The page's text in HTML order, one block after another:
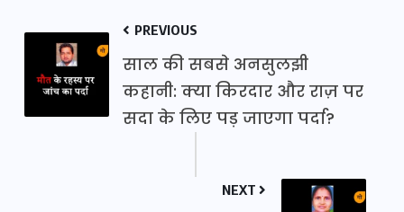
PREVIOUS
साल की सबसे अनसुलझी
कहानी: क्या किरदार और राज़ पर
सदा के लिए पड़ जाएगा पर्दा?
NEXT